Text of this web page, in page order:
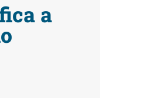
a